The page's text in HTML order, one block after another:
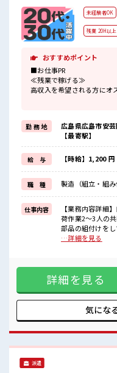
未経験者OK
残業 20H以上
おすすめポイント
■お仕事PR
≪残業で稼げる≫
高収入を希望される方にオ
残業は月20時間以上あり
派手過ぎなければ髪型や髪
(規定有)制服があると毎日
≪初めての仕事だけど自分
新しいことにチャレンジす
しっかり働く環境が整って
イチからスキルUP・ステッ
≪自分に合った期間で働け
福利厚生が整った派遣のお
■職場の雰囲気
髪型・髪色自由♪
派手過ぎなければOKだから
モチベーションもUP！
稼ぎたい方は必見！
勤 務 地
広島県広島市安
【最寄駅】
給 与 【時給】1,200 円
職 種 製造（組立・組み
仕事内容
【業務内容詳細
荷作業2～3人の
部品の組付けを
円アップの可能
高収入を希望さ
ます♪ ≪モチベー
自由♪ (規定有)制
めての仕事だけ
ジするのは不安
イチからスキル
です！ ■職場の雰囲気 髪型・髪色自由♪ 派手過ぎなければ
OKだから、 モチ
…詳細を見る
詳細を見る
気にな
派遣